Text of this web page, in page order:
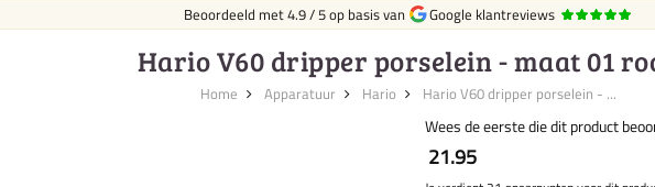
Beoordeeld met4.9/5op basis van Google klantreviews
Hario V60 dripper porselein - maat 01
Home Apparatuur Hario Hario V60 dripper porselein - ...
Wees de eerste die dit product
21.95